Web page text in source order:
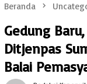
Beranda
Gedung
Ditjenpas
Balai